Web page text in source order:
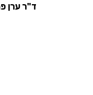
ד"ר ערן